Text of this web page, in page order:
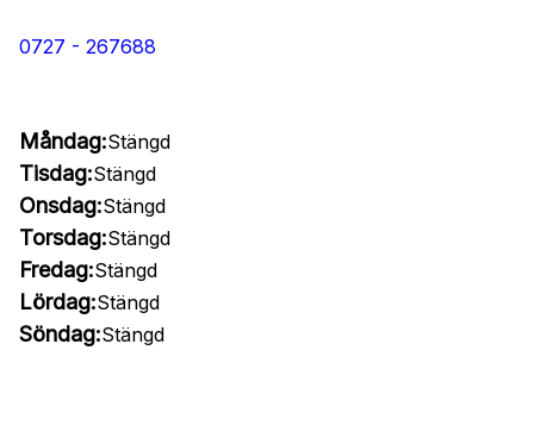
0727 - 267688
Måndag:Stängd
Tisdag:Stängd
Onsdag:Stängd
Torsdag:Stängd
Fredag:Stängd
Lördag:Stängd
Söndag:Stängd